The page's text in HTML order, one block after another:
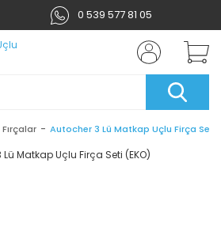
0 539 577 81 05
Fırçalar Autocher 3 Lü Matkap Uçlu Firça Seti